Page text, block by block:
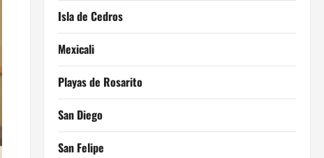
Isla de Cedros
Mexicali
Playas de Rosarito
San Diego
San Felipe